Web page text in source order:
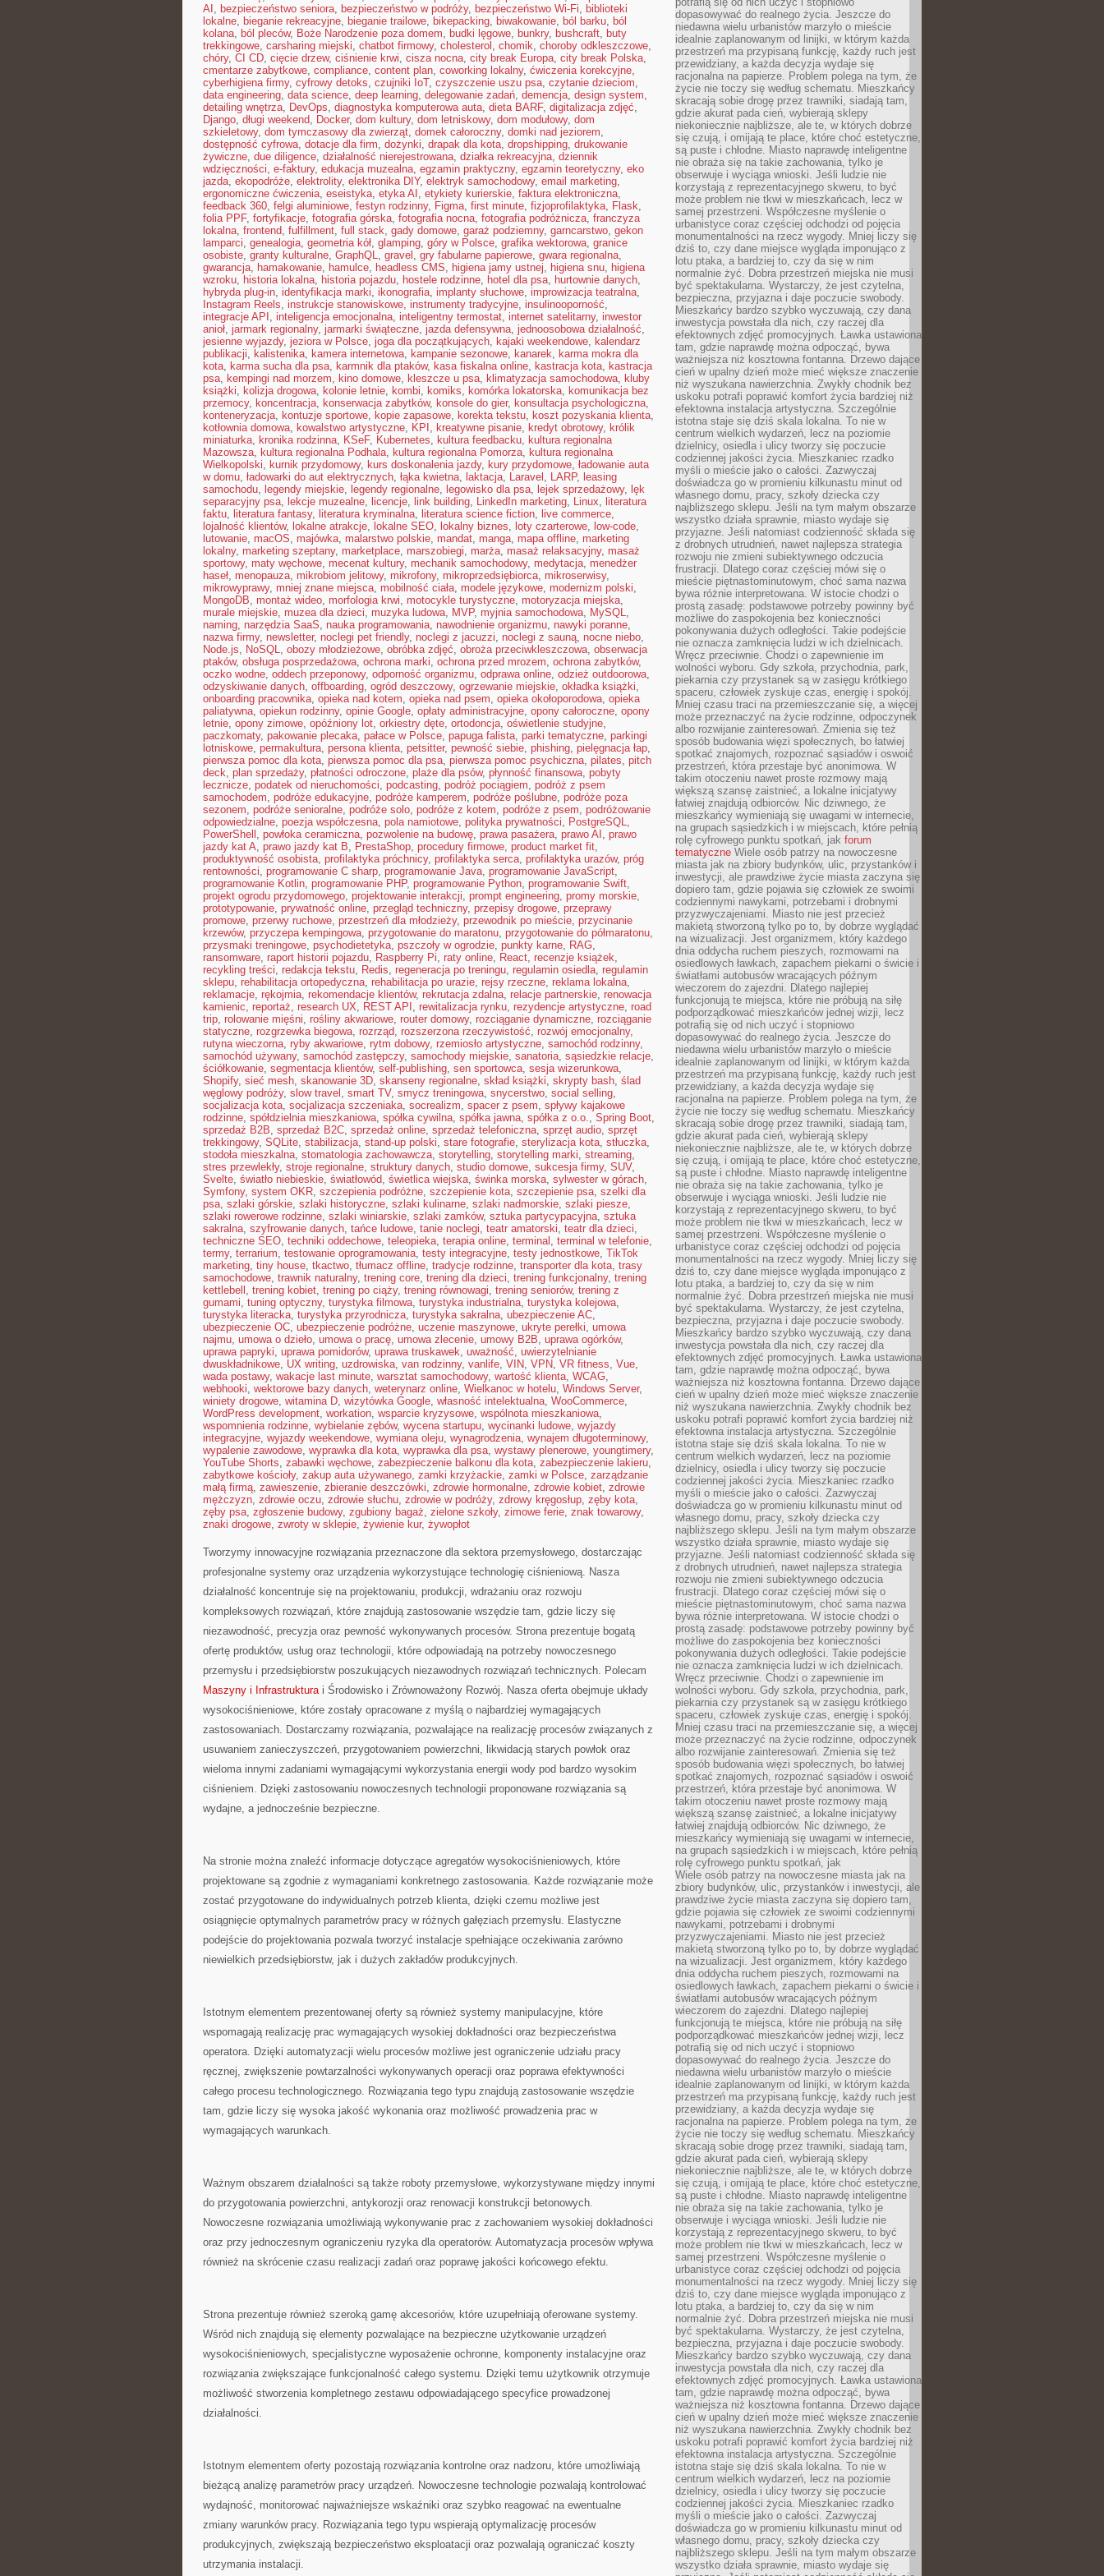
AI , bezpieczeństwo seniora, bezpieczeństwo w podróży, bezpieczeństwo Wi-Fi, biblioteki
lokalne, bieganie rekreacyjne, bieganie trailowe, bikepacking, biwakowanie, ból barku, ból
kolana, ból pleców, Boże Narodzenie poza domem, budki lęgowe, bunkry, bushcraft, buty
trekkingowe, carsharing miejski, chatbot firmowy, cholesterol , chomik, choroby odkleszczowe,
chóry, CI CD, cięcie drzew, ciśnienie krwi, cisza nocna, city break Europa, city break Polska,
cmentarze zabytkowe, compliance, content plan, coworking lokalny, ćwiczenia korekcyjne,
cyberhigiena firmy, cyfrowy detoks, czujniki IoT, czyszczenie uszu psa, czytanie dzieciom,
data engineering, data science, deep learning, delegowanie zadań, demencja, design system,
detailing wnętrza, DevOps, diagnostyka komputerowa auta, dieta BARF, digitalizacja zdjęć,
Django, długi weekend, Docker, dom kultury, dom letniskowy, dom modułowy, dom
szkieletowy, dom tymczasowy dla zwierząt, domek całoroczny, domki nad jeziorem,
dostępność cyfrowa, dotacje dla firm, dożynki, drapak dla kota, dropshipping, drukowanie
żywiczne, due diligence, działalność nierejestrowana, działka rekreacyjna, dziennik
wdzięczności, e-faktury, edukacja muzealna, egzamin praktyczny, egzamin teoretyczny, eko
jazda, ekopodróże, elektrolity, elektronika DIY, elektryk samochodowy, email marketing,
ergonomiczne ćwiczenia, eseistyka, etyka AI , etykiety kurierskie, faktura elektroniczna,
feedback 360, felgi aluminiowe, festyn rodzinny, Figma, first minute, fizjoprofilaktyka, Flask,
folia PPF, fortyfikacje, fotografia górska, fotografia nocna, fotografia podróżnicza, franczyza
lokalna, frontend, fulfillment, full stack, gady domowe, garaż podziemny, garncarstwo, gekon
lamparci, genealogia, geometria kół, glamping, góry w Polsce, grafika wektorowa, granice
osobiste, granty kulturalne, GraphQL, gravel , gry fabularne papierowe, gwara regionalna,
gwarancja, hamakowanie, hamulce, headless CMS, higiena jamy ustnej, higiena snu, higiena
wzroku, historia lokalna, historia pojazdu, hostele rodzinne, hotel dla psa, hurtownie danych,
hybryda plug-in, identyfikacja marki, ikonografia, implanty słuchowe, improwizacja teatralna,
Instagram Reels, instrukcje stanowiskowe, instrumenty tradycyjne, insulinooporność,
integracje API , inteligencja emocjonalna, inteligentny termostat, internet satelitarny, inwestor
anioł, jarmark regionalny, jarmarki świąteczne, jazda defensywna, jednoosobowa działalność,
jesienne wyjazdy, jeziora w Polsce, joga dla początkujących, kajaki weekendowe, kalendarz
publikacji, kalistenika, kamera internetowa, kampanie sezonowe, kanarek, karma mokra dla
kota, karma sucha dla psa, karmnik dla ptaków, kasa fiskalna online, kastracja kota, kastracja
psa, kempingi nad morzem, kino domowe, kleszcze u psa, klimatyzacja samochodowa, kluby
książki, kolizja drogowa, kolonie letnie, kombi, komiks, komórka lokatorska, komunikacja bez
przemocy, koncentracja, konserwacja zabytków, konsole do gier, konsultacja psychologiczna,
konteneryzacja, kontuzje sportowe, kopie zapasowe, korekta tekstu, koszt pozyskania klienta,
kotłownia domowa, kowalstwo artystyczne, KPI , kreatywne pisanie, kredyt obrotowy, królik
miniaturka, kronika rodzinna, KSeF, Kubernetes, kultura feedbacku, kultura regionalna
Mazowsza, kultura regionalna Podhala, kultura regionalna Pomorza, kultura regionalna
Wielkopolski, kurnik przydomowy, kurs doskonalenia jazdy, kury przydomowe, ładowanie auta
w domu, ładowarki do aut elektrycznych, łąka kwietna, laktacja, Laravel , LARP, leasing
samochodu, legendy miejskie, legendy regionalne, legowisko dla psa, lejek sprzedażowy, lęk
separacyjny psa, lekcje muzealne, licencje, link building, LinkedIn marketing, Linux, literatura
faktu, literatura fantasy, literatura kryminalna, literatura science fiction, live commerce,
lojalność klientów, lokalne atrakcje, lokalne SEO, lokalny biznes, loty czarterowe, low-code,
lutowanie, macOS, majówka, malarstwo polskie, mandat, manga, mapa offline, marketing
lokalny, marketing szeptany, marketplace, marszobiegi, marża, masaż relaksacyjny, masaż
sportowy, maty węchowe, mecenat kultury, mechanik samochodowy, medytacja, menedżer
haseł, menopauza, mikrobiom jelitowy, mikrofony, mikroprzedsiębiorca, mikroserwisy,
mikrowyprawy, mniej znane miejsca, mobilność ciała, modele językowe, modernizm polski,
MongoDB, montaż wideo, morfologia krwi, motocykle turystyczne, motoryzacja miejska,
murale miejskie, muzea dla dzieci, muzyka ludowa, MVP, myjnia samochodowa, MySQL,
naming, narzędzia SaaS, nauka programowania, nawodnienie organizmu, nawyki poranne,
nazwa firmy, newsletter, noclegi pet friendly, noclegi z jacuzzi, noclegi z sauną, nocne niebo,
Node.js, NoSQL, obozy młodzieżowe, obróbka zdjęć, obroża przeciwkleszczowa, obserwacja
ptaków, obsługa posprzedażowa, ochrona marki, ochrona przed mrozem, ochrona zabytków,
oczko wodne, oddech przeponowy, odporność organizmu, odprawa online, odzież outdoorowa,
odzyskiwanie danych, offboarding, ogród deszczowy, ogrzewanie miejskie, okładka książki,
onboarding pracownika, opieka nad kotem, opieka nad psem, opieka okołoporodowa, opieka
paliatywna, opiekun rodzinny, opinie Google, opłaty administracyjne, opony całoroczne, opony
letnie, opony zimowe, opóźniony lot, orkiestry dęte, ortodoncja, oświetlenie studyjne,
paczkomaty, pakowanie plecaka, pałace w Polsce, papuga falista, parki tematyczne, parkingi
lotniskowe, permakultura, persona klienta, petsitter, pewność siebie, phishing, pielęgnacja łap,
pierwsza pomoc dla kota, pierwsza pomoc dla psa, pierwsza pomoc psychiczna, pilates, pitch
deck, plan sprzedaży, płatności odroczone, plaże dla psów, płynność finansowa, pobyty
lecznicze, podatek od nieruchomości, podcasting, podróż pociągiem, podróż z psem
samochodem, podróże edukacyjne, podróże kamperem, podróże poślubne, podróże poza
sezonem, podróże senioralne, podróże solo, podróże z kotem, podróże z psem, podróżowanie
odpowiedzialne, poezja współczesna, pola namiotowe, polityka prywatności, PostgreSQL,
PowerShell , powłoka ceramiczna, pozwolenie na budowę, prawa pasażera, prawo AI , prawo
jazdy kat A, prawo jazdy kat B, PrestaShop, procedury firmowe, product market fit,
produktywność osobista, profilaktyka próchnicy, profilaktyka serca, profilaktyka urazów, próg
rentowności, programowanie C sharp, programowanie Java, programowanie JavaScript,
programowanie Kotlin, programowanie PHP, programowanie Python, programowanie Swift,
projekt ogrodu przydomowego, projektowanie interakcji, prompt engineering, promy morskie,
prototypowanie, prywatność online, przegląd techniczny, przepisy drogowe, przeprawy
promowe, przerwy ruchowe, przestrzeń dla młodzieży, przewodnik po mieście, przycinanie
krzewów, przyczepa kempingowa, przygotowanie do maratonu, przygotowanie do półmaratonu,
przysmaki treningowe, psychodietetyka, pszczoły w ogrodzie, punkty karne, RAG,
ransomware, raport historii pojazdu, Raspberry Pi, raty online, React, recenzje książek,
recykling treści, redakcja tekstu, Redis, regeneracja po treningu, regulamin osiedla, regulamin
sklepu, rehabilitacja ortopedyczna, rehabilitacja po urazie, rejsy rzeczne, reklama lokalna,
reklamacje, rękojmia, rekomendacje klientów, rekrutacja zdalna, relacje partnerskie, renowacja
kamienic, reportaż, research UX, REST API , rewitalizacja rynku, rezydencje artystyczne, road
trip, rolowanie mięśni, rośliny akwariowe, router domowy, rozciąganie dynamiczne, rozciąganie
statyczne, rozgrzewka biegowa, rozrząd, rozszerzona rzeczywistość, rozwój emocjonalny,
rutyna wieczorna, ryby akwariowe, rytm dobowy, rzemiosło artystyczne, samochód rodzinny,
samochód używany, samochód zastępczy, samochody miejskie, sanatoria, sąsiedzkie relacje,
ściółkowanie, segmentacja klientów, self-publishing, sen sportowca, sesja wizerunkowa,
Shopify, sieć mesh, skanowanie 3D, skanseny regionalne, skład książki, skrypty bash, ślad
węglowy podróży, slow travel , smart TV, smycz treningowa, snycerstwo, social selling,
socjalizacja kota, socjalizacja szczeniaka, socrealizm, spacer z psem, spływy kajakowe
rodzinne, spółdzielnia mieszkaniowa, spółka cywilna, spółka jawna, spółka z o.o., Spring Boot,
sprzedaż B2B, sprzedaż B2C, sprzedaż online, sprzedaż telefoniczna, sprzęt audio, sprzęt
trekkingowy, SQLite, stabilizacja, stand-up polski, stare fotografie, sterylizacja kota, stłuczka,
stodoła mieszkalna, stomatologia zachowawcza, storytelling, storytelling marki, streaming,
stres przewlekły, stroje regionalne, struktury danych, studio domowe, sukcesja firmy, SUV,
Svelte, światło niebieskie, światłowód, świetlica wiejska, świnka morska, sylwester w górach,
Symfony, system OKR, szczepienia podróżne, szczepienie kota, szczepienie psa, szelki dla
psa, szlaki górskie, szlaki historyczne, szlaki kulinarne, szlaki nadmorskie, szlaki piesze,
szlaki rowerowe rodzinne, szlaki winiarskie, szlaki zamków, sztuka partycypacyjna, sztuka
sakralna, szyfrowanie danych, tańce ludowe, tanie noclegi, teatr amatorski, teatr dla dzieci,
techniczne SEO, techniki oddechowe, teleopieka, terapia online, terminal , terminal w telefonie,
termy, terrarium, testowanie oprogramowania, testy integracyjne, testy jednostkowe, TikTok
marketing, tiny house, tkactwo, tłumacz offline, tradycje rodzinne, transporter dla kota, trasy
samochodowe, trawnik naturalny, trening core, trening dla dzieci, trening funkcjonalny, trening
kettlebell , trening kobiet, trening po ciąży, trening równowagi, trening seniorów, trening z
gumami, tuning optyczny, turystyka filmowa, turystyka industrialna, turystyka kolejowa,
turystyka literacka, turystyka przyrodnicza, turystyka sakralna, ubezpieczenie AC,
ubezpieczenie OC, ubezpieczenie podróżne, uczenie maszynowe, ukryte perełki, umowa
najmu, umowa o dzieło, umowa o pracę, umowa zlecenie, umowy B2B, uprawa ogórków,
uprawa papryki, uprawa pomidorów, uprawa truskawek, uważność, uwierzytelnianie
dwuskładnikowe, UX writing, uzdrowiska, van rodzinny, vanlife, VIN, VPN, VR fitness, Vue,
wada postawy, wakacje last minute, warsztat samochodowy, wartość klienta, WCAG,
webhooki, wektorowe bazy danych, weterynarz online, Wielkanoc w hotelu, Windows Server,
winiety drogowe, witamina D, wizytówka Google, własność intelektualna, WooCommerce,
WordPress development, workation, wsparcie kryzysowe, wspólnota mieszkaniowa,
wspomnienia rodzinne, wybielanie zębów, wycena startupu, wycinanki ludowe, wyjazdy
integracyjne, wyjazdy weekendowe, wymiana oleju, wynagrodzenia, wynajem długoterminowy,
wypalenie zawodowe, wyprawka dla kota, wyprawka dla psa, wystawy plenerowe, youngtimery,
YouTube Shorts, zabawki węchowe, zabezpieczenie balkonu dla kota, zabezpieczenie lakieru,
zabytkowe kościoły, zakup auta używanego, zamki krzyżackie, zamki w Polsce, zarządzanie
małą firmą, zawieszenie, zbieranie deszczówki, zdrowie hormonalne, zdrowie kobiet, zdrowie
mężczyzn, zdrowie oczu, zdrowie słuchu, zdrowie w podróży, zdrowy kręgosłup, zęby kota,
zęby psa, zgłoszenie budowy, zgubiony bagaż, zielone szkoły, zimowe ferie, znak towarowy,
znaki drogowe, zwroty w sklepie, żywienie kur, żywopłot
Tworzymy innowacyjne rozwiązania przeznaczone dla sektora przemysłowego, dostarczając
profesjonalne systemy oraz urządzenia wykorzystujące technologię ciśnieniową. Nasza
działalność koncentruje się na projektowaniu, produkcji, wdrażaniu oraz rozwoju
kompleksowych rozwiązań, które znajdują zastosowanie wszędzie tam, gdzie liczy się
niezawodność, precyzja oraz pewność wykonywanych procesów. Strona prezentuje bogatą
ofertę produktów, usług oraz technologii, które odpowiadają na potrzeby nowoczesnego
przemysłu i przedsiębiorstw poszukujących niezawodnych rozwiązań technicznych. Polecam
Maszyny i Infrastrukturai Środowisko i Zrównoważony Rozwój. Nasza oferta obejmuje układy
wysokociśnieniowe, które zostały opracowane z myślą o najbardziej wymagających
zastosowaniach. Dostarczamy rozwiązania, pozwalające na realizację procesów związanych z
usuwaniem zanieczyszczeń, przygotowaniem powierzchni, likwidacją starych powłok oraz
wieloma innymi zadaniami wymagającymi wykorzystania energii wody pod bardzo wysokim
ciśnieniem. Dzięki zastosowaniu nowoczesnych technologii proponowane rozwiązania są
wydajne, a jednocześnie bezpieczne.
Na stronie można znaleźć informacje dotyczące agregatów wysokociśnieniowych, które
projektowane są zgodnie z wymaganiami konkretnego zastosowania. Każde rozwiązanie może
zostać przygotowane do indywidualnych potrzeb klienta, dzięki czemu możliwe jest
osiągnięcie optymalnych parametrów pracy w różnych gałęziach przemysłu. Elastyczne
podejście do projektowania pozwala tworzyć instalacje spełniające oczekiwania zarówno
niewielkich przedsiębiorstw, jak i dużych zakładów produkcyjnych.
Istotnym elementem prezentowanej oferty są również systemy manipulacyjne, które
wspomagają realizację prac wymagających wysokiej dokładności oraz bezpieczeństwa
operatora. Dzięki automatyzacji wielu procesów możliwe jest ograniczenie udziału pracy
ręcznej, zwiększenie powtarzalności wykonywanych operacji oraz poprawa efektywności
całego procesu technologicznego. Rozwiązania tego typu znajdują zastosowanie wszędzie
tam, gdzie liczy się wysoka jakość wykonania oraz możliwość prowadzenia prac w
wymagających warunkach.
Ważnym obszarem działalności są także roboty przemysłowe, wykorzystywane między innymi
do przygotowania powierzchni, antykorozji oraz renowacji konstrukcji betonowych.
Nowoczesne rozwiązania umożliwiają wykonywanie prac z zachowaniem wysokiej dokładności
oraz przy jednoczesnym ograniczeniu ryzyka dla operatorów. Automatyzacja procesów wpływa
również na skrócenie czasu realizacji zadań oraz poprawę jakości końcowego efektu.
Strona prezentuje również szeroką gamę akcesoriów, które uzupełniają oferowane systemy.
Wśród nich znajdują się elementy pozwalające na bezpieczne użytkowanie urządzeń
wysokociśnieniowych, specjalistyczne wyposażenie ochronne, komponenty instalacyjne oraz
rozwiązania zwiększające funkcjonalność całego systemu. Dzięki temu użytkownik otrzymuje
możliwość stworzenia kompletnego zestawu odpowiadającego specyfice prowadzonej
działalności.
Istotnym elementem oferty pozostają rozwiązania kontrolne oraz nadzoru, które umożliwiają
bieżącą analizę parametrów pracy urządzeń. Nowoczesne technologie pozwalają kontrolować
wydajność, monitorować najważniejsze wskaźniki oraz szybko reagować na ewentualne
zmiany warunków pracy. Rozwiązania tego typu wspierają optymalizację procesów
produkcyjnych, zwiększają bezpieczeństwo eksploatacji oraz pozwalają ograniczać koszty
utrzymania instalacji.
dopasowywać do realnego życia. Jeszcze do
niedawna wielu urbanistów marzyło o mieście
idealnie zaplanowanym od linijki, w którym każda
przestrzeń ma przypisaną funkcję, każdy ruch jest
przewidziany, a każda decyzja wydaje się
racjonalna na papierze. Problem polega na tym, że
życie nie toczy się według schematu. Mieszkańcy
skracają sobie drogę przez trawniki, siadają tam,
gdzie akurat pada cień, wybierają sklepy
niekoniecznie najbliższe, ale te, w których dobrze
się czują, i omijają te place, które choć estetyczne,
są puste i chłodne. Miasto naprawdę inteligentne
nie obraża się na takie zachowania, tylko je
obserwuje i wyciąga wnioski. Jeśli ludzie nie
korzystają z reprezentacyjnego skweru, to być
może problem nie tkwi w mieszkańcach, lecz w
samej przestrzeni. Współczesne myślenie o
urbanistyce coraz częściej odchodzi od pojęcia
monumentalności na rzecz wygody. Mniej liczy się
dziś to, czy dane miejsce wygląda imponująco z
lotu ptaka, a bardziej to, czy da się w nim
normalnie żyć. Dobra przestrzeń miejska nie musi
być spektakularna. Wystarczy, że jest czytelna,
bezpieczna, przyjazna i daje poczucie swobody.
Mieszkańcy bardzo szybko wyczuwają, czy dana
inwestycja powstała dla nich, czy raczej dla
efektownych zdjęć promocyjnych. Ławka ustawiona
tam, gdzie naprawdę można odpocząć, bywa
ważniejsza niż kosztowna fontanna. Drzewo dające
cień w upalny dzień może mieć większe znaczenie
niż wyszukana nawierzchnia. Zwykły chodnik bez
uskoku potrafi poprawić komfort życia bardziej niż
efektowna instalacja artystyczna. Szczególnie
istotna staje się dziś skala lokalna. To nie w
centrum wielkich wydarzeń, lecz na poziomie
dzielnicy, osiedla i ulicy tworzy się poczucie
codziennej jakości życia. Mieszkaniec rzadko
myśli o mieście jako o całości. Zazwyczaj
doświadcza go w promieniu kilkunastu minut od
własnego domu, pracy, szkoły dziecka czy
najbliższego sklepu. Jeśli na tym małym obszarze
wszystko działa sprawnie, miasto wydaje się
przyjazne. Jeśli natomiast codzienność składa się
z drobnych utrudnień, nawet najlepsza strategia
rozwoju nie zmieni subiektywnego odczucia
frustracji. Dlatego coraz częściej mówi się o
mieście piętnastominutowym, choć sama nazwa
bywa różnie interpretowana. W istocie chodzi o
prostą zasadę: podstawowe potrzeby powinny być
możliwe do zaspokojenia bez konieczności
pokonywania dużych odległości. Takie podejście
nie oznacza zamknięcia ludzi w ich dzielnicach.
Wręcz przeciwnie. Chodzi o zapewnienie im
wolności wyboru. Gdy szkoła, przychodnia, park,
piekarnia czy przystanek są w zasięgu krótkiego
spaceru, człowiek zyskuje czas, energię i spokój.
Mniej czasu traci na przemieszczanie się, a więcej
może przeznaczyć na życie rodzinne, odpoczynek
albo rozwijanie zainteresowań. Zmienia się też
sposób budowania więzi społecznych, bo łatwiej
spotkać znajomych, rozpoznać sąsiadów i oswoić
przestrzeń, która przestaje być anonimowa. W
takim otoczeniu nawet proste rozmowy mają
większą szansę zaistnieć, a lokalne inicjatywy
łatwiej znajdują odbiorców. Nic dziwnego, że
mieszkańcy wymieniają się uwagami w internecie,
na grupach sąsiedzkich i w miejscach, które pełnią
rolę cyfrowego punktu spotkań, jak forum
tematyczne Wiele osób patrzy na nowoczesne
miasta jak na zbiory budynków, ulic, przystanków i
inwestycji, ale prawdziwe życie miasta zaczyna się
dopiero tam, gdzie pojawia się człowiek ze swoimi
codziennymi nawykami, potrzebami i drobnymi
przyzwyczajeniami. Miasto nie jest przecież
makietą stworzoną tylko po to, by dobrze wyglądać
na wizualizacji. Jest organizmem, który każdego
dnia oddycha ruchem pieszych, rozmowami na
osiedlowych ławkach, zapachem piekarni o świcie i
światłami autobusów wracających późnym
wieczorem do zajezdni. Dlatego najlepiej
funkcjonują te miejsca, które nie próbują na siłę
podporządkować mieszkańców jednej wizji, lecz
potrafią się od nich uczyć i stopniowo
dopasowywać do realnego życia. Jeszcze do
niedawna wielu urbanistów marzyło o mieście
idealnie zaplanowanym od linijki, w którym każda
przestrzeń ma przypisaną funkcję, każdy ruch jest
przewidziany, a każda decyzja wydaje się
racjonalna na papierze. Problem polega na tym, że
życie nie toczy się według schematu. Mieszkańcy
skracają sobie drogę przez trawniki, siadają tam,
gdzie akurat pada cień, wybierają sklepy
niekoniecznie najbliższe, ale te, w których dobrze
się czują, i omijają te place, które choć estetyczne,
są puste i chłodne. Miasto naprawdę inteligentne
nie obraża się na takie zachowania, tylko je
obserwuje i wyciąga wnioski. Jeśli ludzie nie
korzystają z reprezentacyjnego skweru, to być
może problem nie tkwi w mieszkańcach, lecz w
samej przestrzeni. Współczesne myślenie o
urbanistyce coraz częściej odchodzi od pojęcia
monumentalności na rzecz wygody. Mniej liczy się
dziś to, czy dane miejsce wygląda imponująco z
lotu ptaka, a bardziej to, czy da się w nim
normalnie żyć. Dobra przestrzeń miejska nie musi
być spektakularna. Wystarczy, że jest czytelna,
bezpieczna, przyjazna i daje poczucie swobody.
Mieszkańcy bardzo szybko wyczuwają, czy dana
inwestycja powstała dla nich, czy raczej dla
efektownych zdjęć promocyjnych. Ławka ustawiona
tam, gdzie naprawdę można odpocząć, bywa
ważniejsza niż kosztowna fontanna. Drzewo dające
cień w upalny dzień może mieć większe znaczenie
niż wyszukana nawierzchnia. Zwykły chodnik bez
uskoku potrafi poprawić komfort życia bardziej niż
efektowna instalacja artystyczna. Szczególnie
istotna staje się dziś skala lokalna. To nie w
centrum wielkich wydarzeń, lecz na poziomie
dzielnicy, osiedla i ulicy tworzy się poczucie
codziennej jakości życia. Mieszkaniec rzadko
myśli o mieście jako o całości. Zazwyczaj
doświadcza go w promieniu kilkunastu minut od
własnego domu, pracy, szkoły dziecka czy
najbliższego sklepu. Jeśli na tym małym obszarze
wszystko działa sprawnie, miasto wydaje się
przyjazne. Jeśli natomiast codzienność składa się
z drobnych utrudnień, nawet najlepsza strategia
rozwoju nie zmieni subiektywnego odczucia
frustracji. Dlatego coraz częściej mówi się o
mieście piętnastominutowym, choć sama nazwa
bywa różnie interpretowana. W istocie chodzi o
prostą zasadę: podstawowe potrzeby powinny być
możliwe do zaspokojenia bez konieczności
pokonywania dużych odległości. Takie podejście
nie oznacza zamknięcia ludzi w ich dzielnicach.
Wręcz przeciwnie. Chodzi o zapewnienie im
wolności wyboru. Gdy szkoła, przychodnia, park,
piekarnia czy przystanek są w zasięgu krótkiego
spaceru, człowiek zyskuje czas, energię i spokój.
Mniej czasu traci na przemieszczanie się, a więcej
może przeznaczyć na życie rodzinne, odpoczynek
albo rozwijanie zainteresowań. Zmienia się też
sposób budowania więzi społecznych, bo łatwiej
spotkać znajomych, rozpoznać sąsiadów i oswoić
przestrzeń, która przestaje być anonimowa. W
takim otoczeniu nawet proste rozmowy mają
większą szansę zaistnieć, a lokalne inicjatywy
łatwiej znajdują odbiorców. Nic dziwnego, że
mieszkańcy wymieniają się uwagami w internecie,
na grupach sąsiedzkich i w miejscach, które pełnią
rolę cyfrowego punktu spotkań, jak
Wiele osób patrzy na nowoczesne miasta jak na
zbiory budynków, ulic, przystanków i inwestycji, ale
prawdziwe życie miasta zaczyna się dopiero tam,
gdzie pojawia się człowiek ze swoimi codziennymi
nawykami, potrzebami i drobnymi
przyzwyczajeniami. Miasto nie jest przecież
makietą stworzoną tylko po to, by dobrze wyglądać
na wizualizacji. Jest organizmem, który każdego
dnia oddycha ruchem pieszych, rozmowami na
osiedlowych ławkach, zapachem piekarni o świcie i
światłami autobusów wracających późnym
wieczorem do zajezdni. Dlatego najlepiej
funkcjonują te miejsca, które nie próbują na siłę
podporządkować mieszkańców jednej wizji, lecz
potrafią się od nich uczyć i stopniowo
dopasowywać do realnego życia. Jeszcze do
niedawna wielu urbanistów marzyło o mieście
idealnie zaplanowanym od linijki, w którym każda
przestrzeń ma przypisaną funkcję, każdy ruch jest
przewidziany, a każda decyzja wydaje się
racjonalna na papierze. Problem polega na tym, że
życie nie toczy się według schematu. Mieszkańcy
skracają sobie drogę przez trawniki, siadają tam,
gdzie akurat pada cień, wybierają sklepy
niekoniecznie najbliższe, ale te, w których dobrze
się czują, i omijają te place, które choć estetyczne,
są puste i chłodne. Miasto naprawdę inteligentne
nie obraża się na takie zachowania, tylko je
obserwuje i wyciąga wnioski. Jeśli ludzie nie
korzystają z reprezentacyjnego skweru, to być
może problem nie tkwi w mieszkańcach, lecz w
samej przestrzeni. Współczesne myślenie o
urbanistyce coraz częściej odchodzi od pojęcia
monumentalności na rzecz wygody. Mniej liczy się
dziś to, czy dane miejsce wygląda imponująco z
lotu ptaka, a bardziej to, czy da się w nim
normalnie żyć. Dobra przestrzeń miejska nie musi
być spektakularna. Wystarczy, że jest czytelna,
bezpieczna, przyjazna i daje poczucie swobody.
Mieszkańcy bardzo szybko wyczuwają, czy dana
inwestycja powstała dla nich, czy raczej dla
efektownych zdjęć promocyjnych. Ławka ustawiona
tam, gdzie naprawdę można odpocząć, bywa
ważniejsza niż kosztowna fontanna. Drzewo dające
cień w upalny dzień może mieć większe znaczenie
niż wyszukana nawierzchnia. Zwykły chodnik bez
uskoku potrafi poprawić komfort życia bardziej niż
efektowna instalacja artystyczna. Szczególnie
istotna staje się dziś skala lokalna. To nie w
centrum wielkich wydarzeń, lecz na poziomie
dzielnicy, osiedla i ulicy tworzy się poczucie
codziennej jakości życia. Mieszkaniec rzadko
myśli o mieście jako o całości. Zazwyczaj
doświadcza go w promieniu kilkunastu minut od
własnego domu, pracy, szkoły dziecka czy
najbliższego sklepu. Jeśli na tym małym obszarze
wszystko działa sprawnie, miasto wydaje się